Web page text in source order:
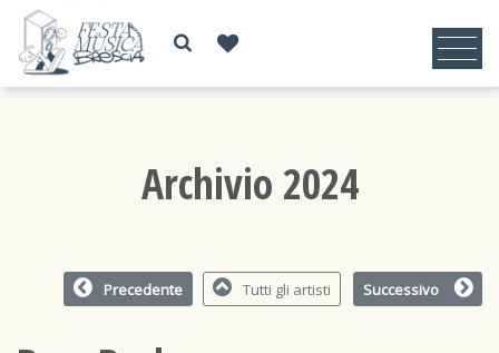
Archivio 2024
Precedente Tutti gli artisti Successivo